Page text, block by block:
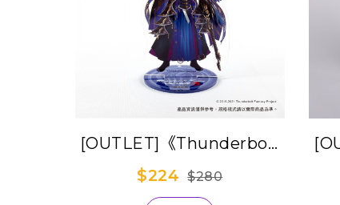
[OUTLET]《Thunderbolt
Fantasy 東離劍遊紀３》角
$224 $280